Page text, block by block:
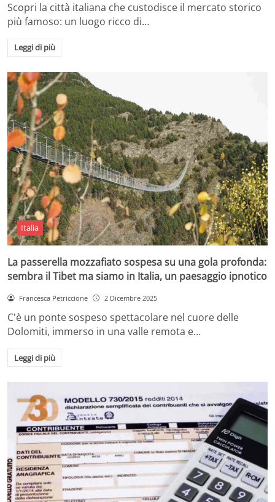
Scopri la città italiana che custodisce il mercato storico
più famoso: un luogo ricco di…
Leggi di più
Italia
La passerella mozzafiato sospesa su una gola profonda:
sembra il Tibet ma siamo in Italia, un paesaggio ipnotico
Francesca Petriccione 2 Dicembre 2025
C'è un ponte sospeso spettacolare nel cuore delle
Dolomiti, immerso in una valle remota e…
Leggi di più